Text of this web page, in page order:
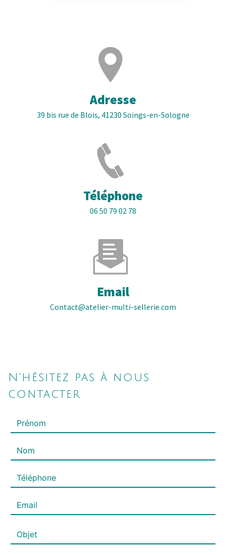
Adresse
39 bis rue de Blois, 41230 Soings-en-Sologne
Téléphone
06 50 79 02 78
Email
contact@atelier-multi-sellerie.com
N'hésitez pas à nous
contacter